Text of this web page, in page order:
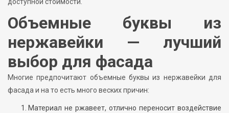
Объемные буквы из
нержавейки — лучший
выбор для фасада
Многие предпочитают объемные буквы из нержавейки для
фасада и на то есть много веских причин:
Материал не ржавеет, отлично переносит воздействие